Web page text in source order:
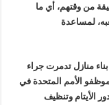
جميع أنحاء العالم إلى التطوع 67 دقيقة من وقتهم، أي ما
لمساعدة
منازل تدمرت جراء
الأمم المتحدة في
الأيتام وتنظيف